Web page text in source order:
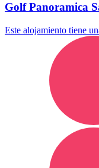
Golf Panoramica
Este alojamiento tiene